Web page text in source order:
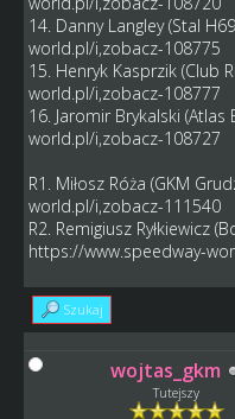
14. Danny Langley (Stal
world.pl/i,zobacz-108775
15. Henryk Kasprzik (Club
world.pl/i,zobacz-108777
16. Jaromir Brykalski (Atlas
world.pl/i,zobacz-108727
R1. Miłosz Róża (GKM
world.pl/i,zobacz-111540
R2. Remigiusz Ryłkiewicz
https://www.speedway-
Szukaj
wojtas_gkm
Tutejszy